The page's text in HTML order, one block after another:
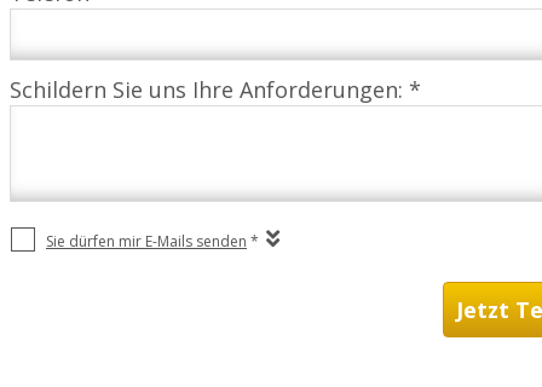
Schildern Sie uns Ihre Anforderungen: *
Sie dürfen mir E-Mails senden *
Jetzt